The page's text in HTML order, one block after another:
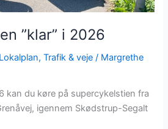
”klar” i 2026
Lokalplan,Trafik & veje / Margrethe
kan du køre på supercykelstien fra
igennem Skødstrup-Segalt